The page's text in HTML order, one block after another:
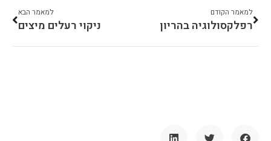
למאמר הקודם
רפלקסולוגיה בהריון
למאמר הבא
ניקוי רעלים מיצים